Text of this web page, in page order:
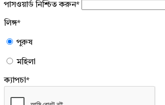
পাসওয়ার্ড নিশ্চিত করুন*
লিঙ্গ*
পুরুষ
মহিলা
ক্যাপচা*